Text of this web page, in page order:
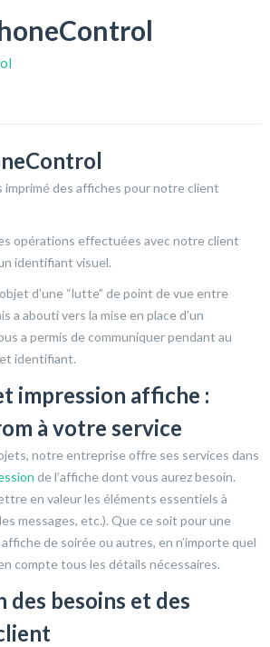
imprimé des affiches pour notre client
opérations effectuées avec notre client
identifiant visuel.
d’une “lutte” de point de vue entre
a abouti vers la mise en place d’un
a permis de communiquer pendant au
identifiant.
impression affiche :
à votre service
notre entreprise offre ses services dans
de l’affiche dont vous aurez besoin.
en valeur les éléments essentiels à
messages, etc.). Que ce soit pour une
de soirée ou autres, en n’importe quel
compte tous les détails nécessaires.
besoins et des